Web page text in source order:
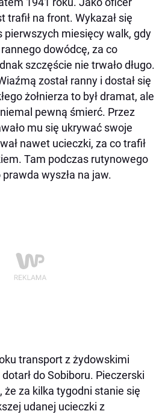
na front. Wykazał się
pierwszych miesięcy walk, gdy
dowódcę, za co
szczęście nie trwało długo.
został ranny i dostał się
żołnierza to był dramat, ale
pewną śmierć. Przez
mu się ukrywać swoje
nawet ucieczki, za co trafił
Tam podczas rutynowego
wyszła na jaw.
transport z żydowskimi
do Sobiboru. Pieczerski
że za kilka tygodni stanie się
udanej ucieczki z